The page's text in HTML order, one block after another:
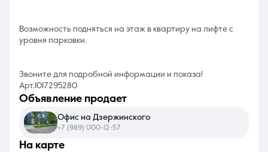
Возможность подняться на этаж в квартиру на лифте с
уровня парковки.
Звоните для подробной информации и показа!
Арт.1017295280
на карте
объявление продает
Офис на Дзержинского
+7 (989) 000-12-57